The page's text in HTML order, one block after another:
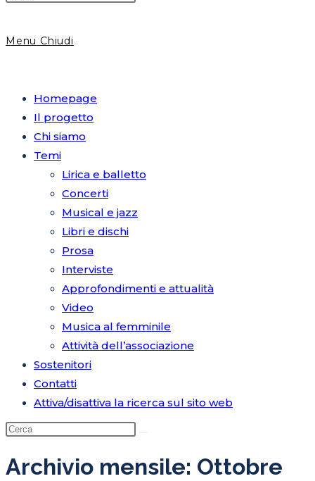
Menu Chiudi
Homepage
Il progetto
Chi siamo
Temi
Lirica e balletto
Concerti
Musical e jazz
Libri e dischi
Prosa
Interviste
Approfondimenti e attualità
Video
Musica al femminile
Attività dell’associazione
Sostenitori
Contatti
Attiva/disattiva la ricerca sul sito web
Archivio mensile: Ottobre